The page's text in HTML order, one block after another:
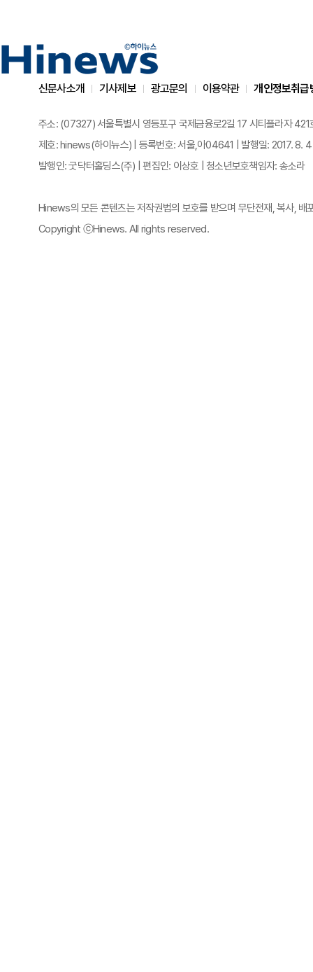
신문사소개 기사제보 광고문의 이용약관 개인정보취급
주소: (07327) 서울특별시 영등포구 국제금융로2길 17 시티플라자
제호: hinews(하이뉴스) | 등록번호: 서울,아04641 | 발행일: 2017. 8. 4
발행인: 굿닥터홀딩스(주) | 편집인: 이상호 | 청소년보호책임자: 송소라
Hinews의 모든 콘텐츠는 저작권법의 보호를 받으며 무단전재, 복사, 배
Copyright ⓒHinews. All rights reserved.